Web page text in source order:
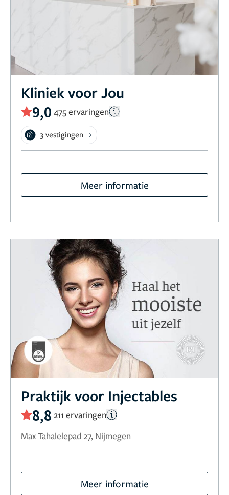
Kliniek voor Jou
9,0 475 ervaringen
3 vestigingen
Meer informatie
Praktijk voor Injectables
8,8 211 ervaringen
Max Tahalelepad 27, Nijmegen
Meer informatie